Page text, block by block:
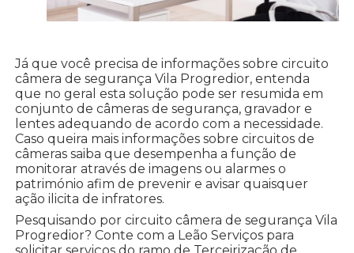
Já que você precisa de informações sobre circuito
câmera de segurança Vila Progredior, entenda
que no geral esta solução pode ser resumida em
conjunto de câmeras de segurança, gravador e
lentes adequando de acordo com a necessidade.
Caso queira mais informações sobre circuitos de
câmeras saiba que desempenha a função de
monitorar através de imagens ou alarmes o
património afim de prevenir e avisar quaisquer
ação ilicita de infratores.
Pesquisando por circuito câmera de segurança Vila
Progredior? Conte com a Leão Serviços para